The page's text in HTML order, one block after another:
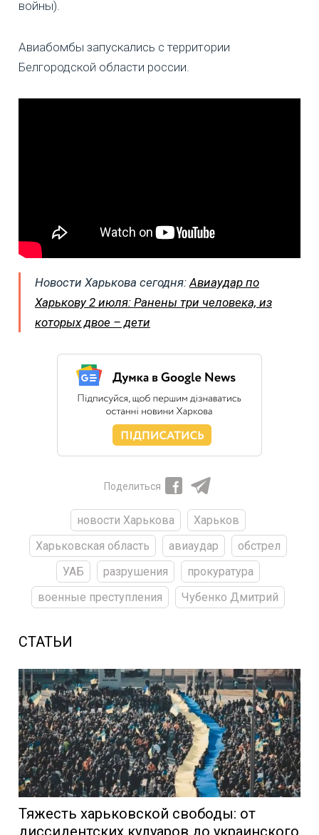
войны).
Авиабомбы запускались с территории
Белгородской области россии.
Новости Харькова сегодня:Авиаудар по
Харькову 2 июля: Ранены три человека, из
которых двое – дети
Поделиться
новости Харькова
Харьков
Харьковская область
авиаудар
обстрел
УАБ
разрушения
прокуратура
военные преступления
Чубенко Дмитрий
СТАТЬИ
Тяжесть харьковской свободы: от
диссидентских кулуаров до украинского